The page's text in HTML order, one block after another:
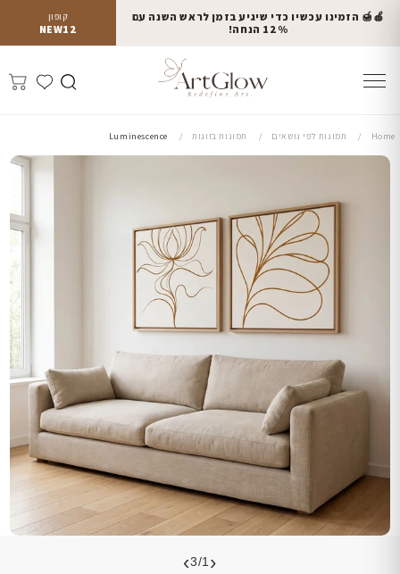
קופון
NEW12
🍎🍯 הזמינו עכשיו כדי שיגיע בזמן לראש השנה עם
12% הנחה!
Home תמונות לפי נושאים תמונות בזוגות Luminescence
‹
3/1
›